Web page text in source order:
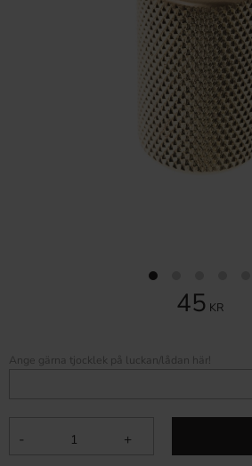
45 KR
+
-
Ange gärna tjocklek på luckan/lådan här!